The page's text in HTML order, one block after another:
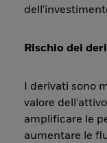
Rischio dei
I derivati sono
valore
amplificare le
aumentare le